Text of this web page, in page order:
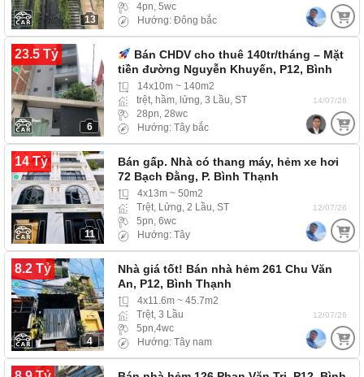
13
4pn, 5wc
Hướng: Đông bắc
23.5 Tỷ
6
Bán CHDV cho thuê 140tr/tháng – Mặt
tiền đường Nguyễn Khuyến, P12, Bình
Thạnh14x10m ~ 140m2
trệt, hầm, lửng, 3 Lầu, ST
28pn, 28wc
Hướng: Tây bắc
14/07/26
14 Tỷ
11
Bán gấp. Nhà có thang máy, hẻm xe hơi
72 Bạch Đằng, P. Bình Thạnh
4x13m ~ 50m2
Trệt, Lửng, 2 Lầu, ST
5pn, 6wc
Hướng: Tây
12/07/26
8.2 Tỷ
4
Nhà giá tốt! Bán nhà hẻm 261 Chu Văn
An, P12, Bình Thạnh
4x11.6m ~ 45.7m2
Trệt, 3 Lầu
5pn,4wc
Hướng: Tây nam
12/07/26